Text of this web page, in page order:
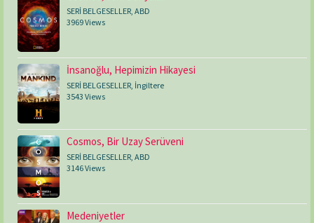
SERİ BELGESELLER, ABD
3969 Views
İnsanoğlu, Hepimizin Hikayesi
SERİ BELGESELLER İngiltere
3543 Views
Cosmos, Bir Uzay Serüveni
SERİ BELGESELLER, ABD
3146 Views
Medeniyetler